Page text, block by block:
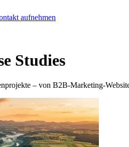
aufnehmen
Studies
– von B2B-Marketing-